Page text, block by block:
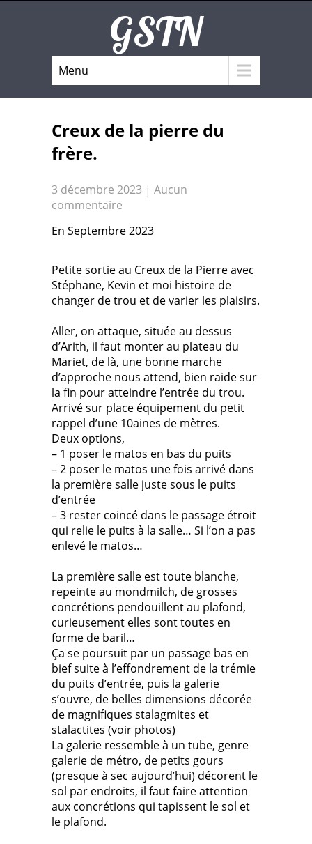
GSTN
Menu
Creux de la pierre du
frère.
3 décembre 2023 | Aucun
commentaire
En Septembre 2023
Petite sortie au Creux de la Pierre avec
Stéphane, Kevin et moi histoire de
changer de trou et de varier les plaisirs.
Aller, on attaque, située au dessus
d’Arith, il faut monter au plateau du
Mariet, de là, une bonne marche
d’approche nous attend, bien raide sur
la fin pour atteindre l’entrée du trou.
Arrivé sur place équipement du petit
rappel d’une 10aines de mètres.
Deux options,
– 1 poser le matos en bas du puits
– 2 poser le matos une fois arrivé dans
la première salle juste sous le puits
d’entrée
– 3 rester coincé dans le passage étroit
qui relie le puits à la salle… Si l’on a pas
enlevé le matos…
La première salle est toute blanche,
repeinte au mondmilch, de grosses
concrétions pendouillent au plafond,
curieusement elles sont toutes en
forme de baril…
Ça se poursuit par un passage bas en
bief suite à l’effondrement de la trémie
du puits d’entrée, puis la galerie
s’ouvre, de belles dimensions décorée
de magnifiques stalagmites et
stalactites (voir photos)
La galerie ressemble à un tube, genre
galerie de métro, de petits gours
(presque à sec aujourd’hui) décorent le
sol par endroits, il faut faire attention
aux concrétions qui tapissent le sol et
le plafond.